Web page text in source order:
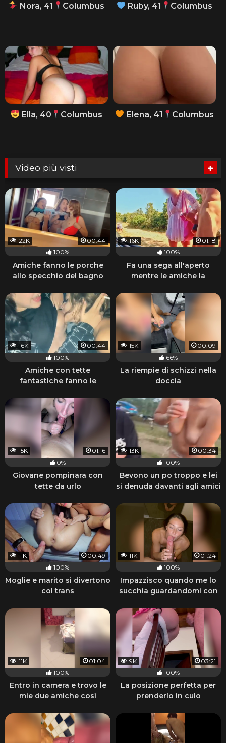
Nora, 41 Columbus Ruby, 41 Columbus
Ella, 40 Columbus Elena, 41 Columbus
Video più visti
22K
00:44
100%
Amiche fanno le porche
allo specchio del bagno
16K
01:18
100%
Fa una sega all'aperto
mentre le amiche la
16K
00:44
100%
Amiche con tette
fantastiche fanno le
15K
00:09
66%
La riempie di schizzi nella
doccia
15K
01:16
0%
Giovane pompinara con
tette da urlo
13K
00:34
100%
Bevono un po troppo e lei
si denuda davanti agli amici
11K
00:49
100%
Moglie e marito si divertono
col trans
11K
01:24
100%
Impazzisco quando me lo
succhia guardandomi con
11K
01:04
100%
Entro in camera e trovo le
mie due amiche così
9K
03:21
100%
La posizione perfetta per
prenderlo in culo